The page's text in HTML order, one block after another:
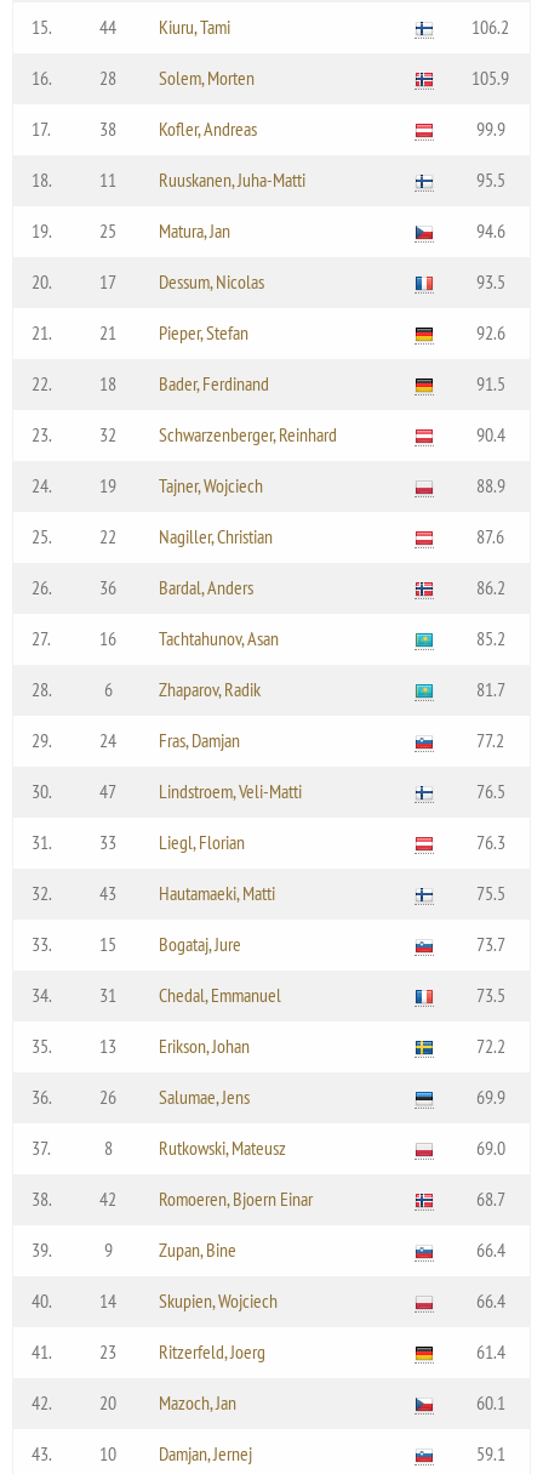
15. 44 Kiuru, Tami 106.2
16. 28 Solem, Morten 105.9
17. 38 Kofler, Andreas 99.9
18. 11 Ruuskanen, Juha-Matti 95.5
19. 25 Matura, Jan 94.6
20. 17 Dessum, Nicolas 93.5
21. 21 Pieper, Stefan 92.6
22. 18 Bader, Ferdinand 91.5
23. 32 Schwarzenberger, Reinhard 90.4
24. 19 Tajner, Wojciech 88.9
25. 22 Nagiller, Christian 87.6
26. 36 Bardal, Anders 86.2
27. 16 Tachtahunov, Asan 85.2
28. 6 Zhaparov, Radik 81.7
29. 24 Fras, Damjan 77.2
30. 47 Lindstroem, Veli-Matti 76.5
31. 33 Liegl, Florian 76.3
32. 43 Hautamaeki, Matti 75.5
33. 15 Bogataj, Jure 73.7
34. 31 Chedal, Emmanuel 73.5
35. 13 Erikson, Johan 72.2
36. 26 Salumae, Jens 69.9
37. 8 Rutkowski, Mateusz 69.0
38. 42 Romoeren, Bjoern Einar 68.7
39. 9 Zupan, Bine 66.4
40. 14 Skupien, Wojciech 66.4
41. 23 Ritzerfeld, Joerg 61.4
42. 20 Mazoch, Jan 60.1
43. 10 Damjan, Jernej 59.1